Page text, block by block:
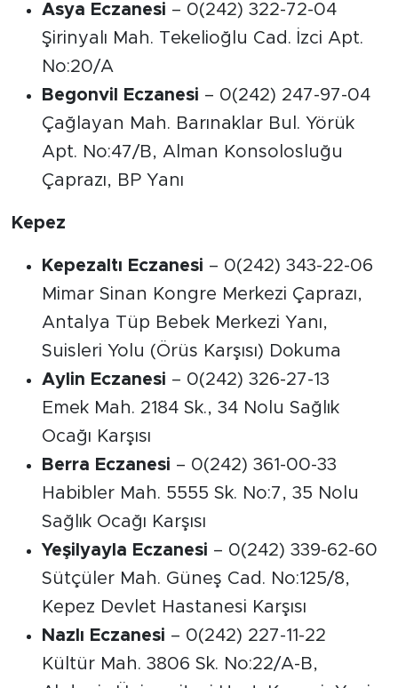
Asya Eczanesi – 0(242) 322-72-04
Şirinyalı Mah. Tekelioğlu Cad. İzci Apt.
No:20/A
Begonvil Eczanesi – 0(242) 247-97-04
Çağlayan Mah. Barınaklar Bul. Yörük
Apt. No:47/B, Alman Konsolosluğu
Çaprazı, BP Yanı
Kepez
Kepezaltı Eczanesi – 0(242) 343-22-06
Mimar Sinan Kongre Merkezi Çaprazı,
Antalya Tüp Bebek Merkezi Yanı,
Suisleri Yolu (Örüs Karşısı) Dokuma
Aylin Eczanesi – 0(242) 326-27-13
Emek Mah. 2184 Sk., 34 Nolu Sağlık
Ocağı Karşısı
Berra Eczanesi – 0(242) 361-00-33
Habibler Mah. 5555 Sk. No:7, 35 Nolu
Sağlık Ocağı Karşısı
Yeşilyayla Eczanesi – 0(242) 339-62-60
Sütçüler Mah. Güneş Cad. No:125/8,
Kepez Devlet Hastanesi Karşısı
Nazlı Eczanesi – 0(242) 227-11-22
Kültür Mah. 3806 Sk. No:22/A-B,